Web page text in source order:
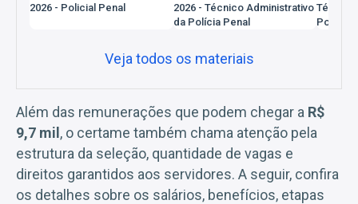
2026 - Policial Penal
2026 - Técnico Administrativo
da Polícia Penal
Técnico
Polícia
Veja todos os materiais
Além das remunerações que podem chegar a R$
9,7 mil , o certame também chama atenção pela
estrutura da seleção, quantidade de vagas e
direitos garantidos aos servidores. A seguir, confira
os detalhes sobre os salários, benefícios, etapas